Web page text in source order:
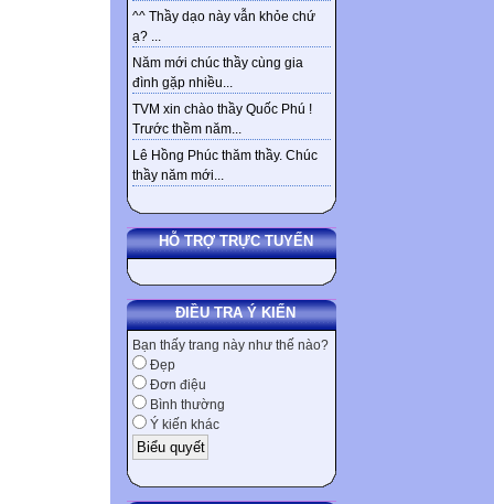
^^ Thầy dạo này vẫn khỏe chứ
ạ? ...
Năm mới chúc thầy cùng gia
đình gặp nhiều...
TVM xin chào thầy Quốc Phú !
Trước thềm năm...
Lê Hồng Phúc thăm thầy. Chúc
thầy năm mới...
HỖ TRỢ TRỰC TUYẾN
ĐIỀU TRA Ý KIẾN
Bạn thấy trang này như thế nào?
Đẹp
Đơn điệu
Bình thường
Ý kiến khác